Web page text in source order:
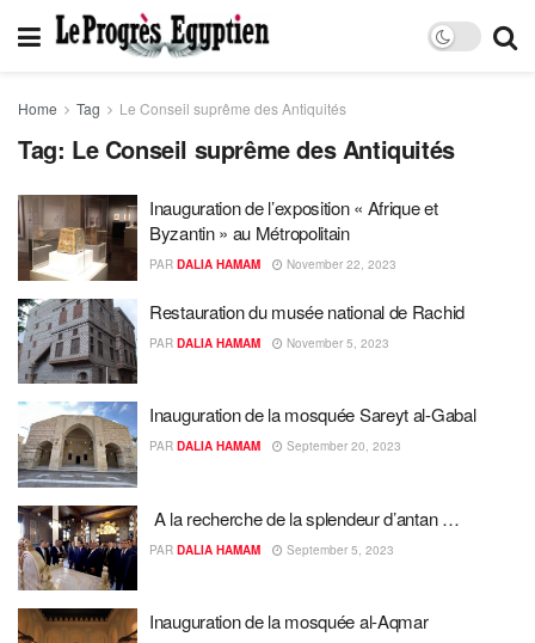
Home Tag Le Conseil suprême des Antiquités
Tag: Le Conseil suprême des Antiquités
Inauguration de l’exposition « Afrique et
Byzantin » au Métropolitain
PAR DALIA HAMAM November 22, 2023
Restauration du musée national de Rachid
PAR DALIA HAMAM November 5, 2023
Inauguration de la mosquée Sareyt al-Gabal
PAR DALIA HAMAM September 20, 2023
A la recherche de la splendeur d’antan …
PAR DALIA HAMAM September 5, 2023
Inauguration de la mosquée al-Aqmar